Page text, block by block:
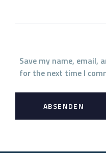
Save my name, email,
for the next time I